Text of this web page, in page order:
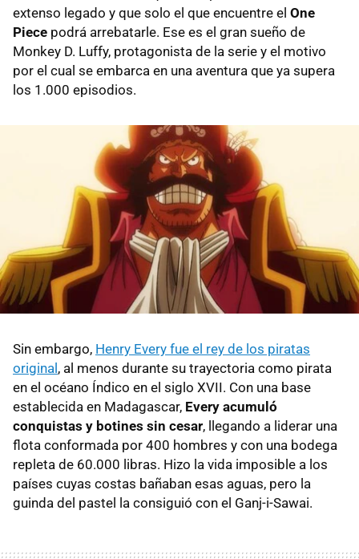
extenso legado y que solo el que encuentre el One
Piece podrá arrebatarle. Ese es el gran sueño de
Monkey D. Luffy, protagonista de la serie y el motivo
por el cual se embarca en una aventura que ya supera
los 1.000 episodios.
Sin embargo, Henry Every fue el rey de los piratas
original , al menos durante su trayectoria como pirata
en el océano Índico en el siglo XVII. Con una base
establecida en Madagascar, Every acumuló
conquistas y botines sin cesar, llegando a liderar una
flota conformada por 400 hombres y con una bodega
repleta de 60.000 libras. Hizo la vida imposible a los
países cuyas costas bañaban esas aguas, pero la
guinda del pastel la consiguió con el Ganj-i-Sawai.